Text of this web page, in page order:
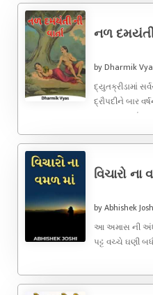
નળ દમયંતી
by Dharmik
દ્યુતક્રીડામાં
દ્રૌપદીને બાર
કામ્યક વનમાં
વિચારો
by Abhishek
આ અમાસ ની
પટ્ટ વચ્ચે ઘણી